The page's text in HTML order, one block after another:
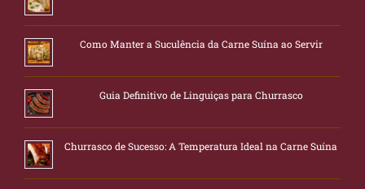
Como Manter a Suculência da Carne Suína ao Servir
Guia Definitivo de Linguiças para Churrasco
Churrasco de Sucesso: A Temperatura Ideal na Carne Suína